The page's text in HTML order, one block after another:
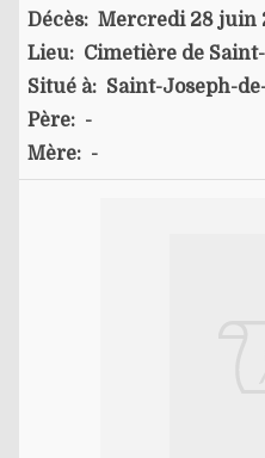
Décès: Mercredi 28 juin
Lieu: Cimetière de
Situé à: Saint-Joseph-
Père: -
Mère: -